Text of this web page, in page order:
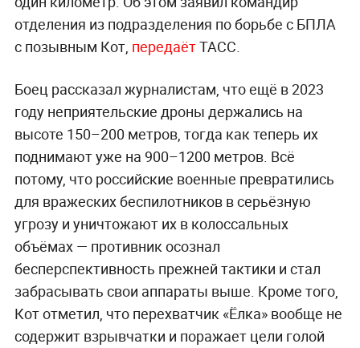
отделения из подразделения по борьбе с БПЛА
с позывным Кот, передаётТАСС.
Боец рассказал журналистам, что ещё в 2023
году неприятельские дроны держались на
высоте 150–200 метров, тогда как теперь их
поднимают уже на 900–1200 метров. Всё
потому, что российские военные превратились
для вражеских беспилотников в серьёзную
угрозу и уничтожают их в колоссальных
объёмах — противник осознал
бесперспективность прежней тактики и стал
забрасывать свои аппараты выше. Кроме того,
Кот отметил, что перехватчик «Ёлка» вообще не
содержит взрывчатки и поражает цели голой